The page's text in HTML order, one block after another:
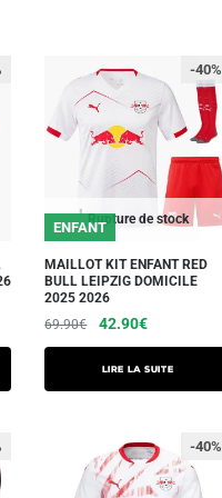
Rupture de stock
ENFANT
-40%
MAILLOT KIT ENFANT RED
BULL LEIPZIG DOMICILE
2025 2026
69.90€
Le
prix
initial
était :
42.90€Le
prix
actuel
est :
Lire la suite
-40%